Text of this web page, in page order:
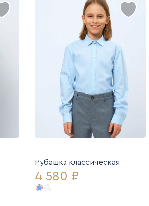
Рубашка классическая
4 580 ₽